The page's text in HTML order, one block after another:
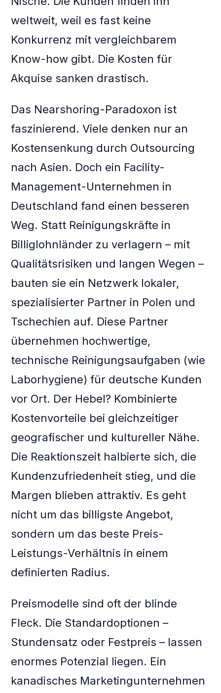
weltweit, weil es fast keine
Konkurrenz mit vergleichbarem
Know-how gibt. Die Kosten für
Akquise sanken drastisch.
Das Nearshoring-Paradoxon ist
faszinierend. Viele denken nur an
Kostensenkung durch Outsourcing
nach Asien. Doch ein Facility-
Management-Unternehmen in
Deutschland fand einen besseren
Weg. Statt Reinigungskräfte in
Billiglohnländer zu verlagern – mit
Qualitätsrisiken und langen Wegen –
bauten sie ein Netzwerk lokaler,
spezialisierter Partner in Polen und
Tschechien auf. Diese Partner
übernehmen hochwertige,
technische Reinigungsaufgaben (wie
Laborhygiene) für deutsche Kunden
vor Ort. Der Hebel? Kombinierte
Kostenvorteile bei gleichzeitiger
geografischer und kultureller Nähe.
Die Reaktionszeit halbierte sich, die
Kundenzufriedenheit stieg, und die
Margen blieben attraktiv. Es geht
nicht um das billigste Angebot,
sondern um das beste Preis-
Leistungs-Verhältnis in einem
definierten Radius.
Preismodelle sind oft der blinde
Fleck. Die Standardoptionen –
Stundensatz oder Festpreis – lassen
enormes Potenzial liegen. Ein
kanadisches Marketingunternehmen